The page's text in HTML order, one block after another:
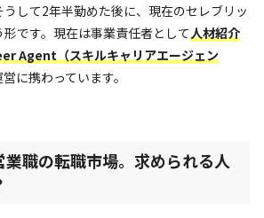
して2年半勤めた後に、現在のセレブリッ
です。現在は事業責任者として 人材紹介
Agent（スキルキャリアエージェン
に携わっています。
職の転職市場。求められる人